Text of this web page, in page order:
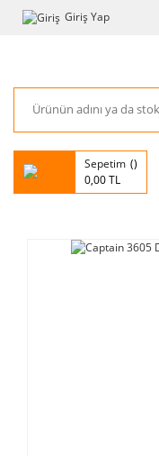
Giriş Yap
Sepetim
0,00 TL